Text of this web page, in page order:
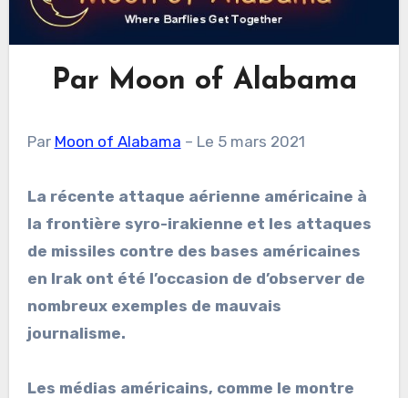
Par Moon of Alabama
Par Moon of Alabama – Le 5 mars 2021
La récente attaque aérienne américaine à
la frontière syro-irakienne et les attaques
de missiles contre des bases américaines
en Irak ont été l’occasion de d’observer de
nombreux exemples de mauvais
journalisme.
Les médias américains, comme le montre